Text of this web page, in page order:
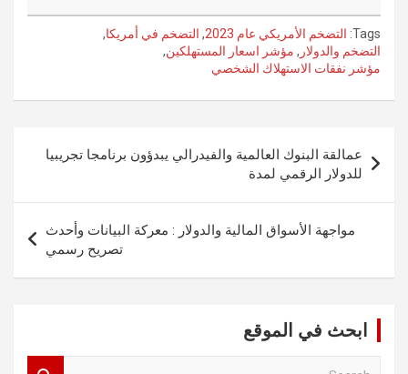
Tags: التضخم الأمريكي عام 2023 , التضخم في أمريكا,
التضخم والدولار , مؤشر اسعار المستهلكين,
مؤشر نفقات الاستهلاك الشخصي
المقالات
عمالقة البنوك العالمية والفيدرالي يبدؤون برنامجا تجريبيا
للدولار الرقمي لمدة
مواجهة الأسواق المالية والدولار : معركة البيانات وأحدث
تصريح رسمي
ابحث في الموقع